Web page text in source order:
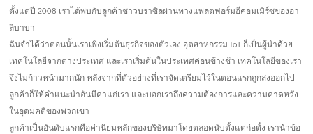
ตั้งแต่ปี 2008 เราได้พบกับลูกค้าชาวบราซิลผ่านทางแพลตฟอร์มอีคอมเมิร์ซของอา
ลีบาบา
ฉันจำได้ว่าตอนนั้นเราเพิ่งเริ่มต้นธุรกิจของตัวเอง อุตสาหกรรม IoT ก็เป็นผู้นำด้วย
เทคโนโลยีจากต่างประเทศ และเราเริ่มต้นในประเทศค่อนข้างช้า เทคโนโลยีของเรา
จึงไม่ก้าวหน้ามากนักหลังจากที่ตัวอย่างที่เราจัดเตรียมไว้ในตอนแรกถูกส่งออกไป
ลูกค้าก็ให้คำแนะนำอันมีค่าแก่เรา และบอกเราถึงความต้องการและความคาดหวัง
ในอุดมคติของพวกเขา
ลูกค้าเป็นอันดับแรกคือค่านิยมหลักของบริษัทมาโดยตลอดนับตั้งแต่ก่อตั้ง เรานำข้อ